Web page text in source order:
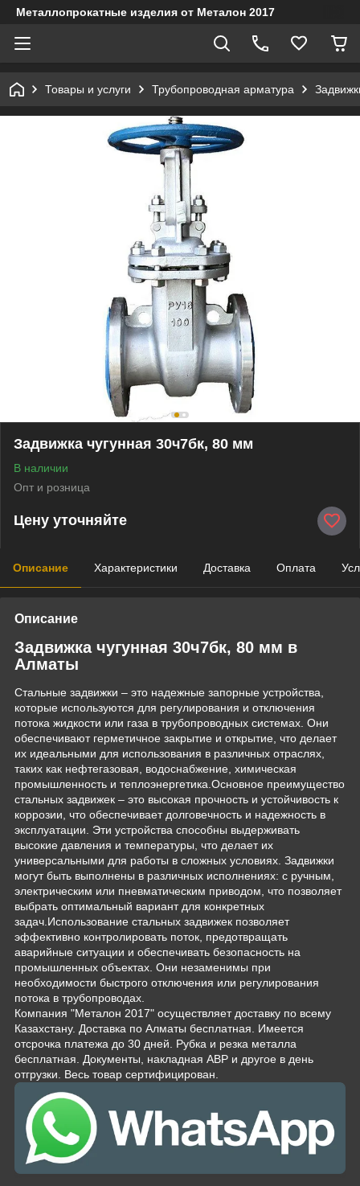
Металлопрокатные изделия от Металон 2017
Товары и услуги Трубопроводная арматура
Задвижка чугунная 30ч7бк, 80 мм
В наличии
Опт и розница
Цену уточняйте
Описание Характеристики Доставка Оплата
Описание
Задвижка чугунная 30ч7бк, 80 мм в
Алматы
Стальные задвижки – это надежные запорные устройства,
которые используются для регулирования и отключения
потока жидкости или газа в трубопроводных системах. Они
обеспечивают герметичное закрытие и открытие, что делает
их идеальными для использования в различных отраслях,
таких как нефтегазовая, водоснабжение, химическая
промышленность и теплоэнергетика.Основное преимущество
стальных задвижек – это высокая прочность и устойчивость к
коррозии, что обеспечивает долговечность и надежность в
эксплуатации. Эти устройства способны выдерживать
высокие давления и температуры, что делает их
универсальными для работы в сложных условиях. Задвижки
могут быть выполнены в различных исполнениях: с ручным,
электрическим или пневматическим приводом, что позволяет
выбрать оптимальный вариант для конкретных
задач.Использование стальных задвижек позволяет
эффективно контролировать поток, предотвращать
аварийные ситуации и обеспечивать безопасность на
промышленных объектах. Они незаменимы при
необходимости быстрого отключения или регулирования
потока в трубопроводах.
Компания "Металон 2017" осуществляет доставку по всему
Казахстану. Доставка по Алматы бесплатная. Имеется
отсрочка платежа до 30 дней. Рубка и резка металла
бесплатная. Документы, накладная АВР и другое в день
отгрузки. Весь товар сертифицирован.